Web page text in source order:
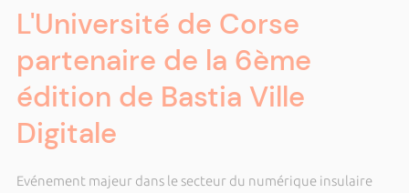
L'Université de Corse
partenaire de la 6ème
édition de Bastia Ville
Digitale
Evénement majeur dans le secteur du numérique insulaire